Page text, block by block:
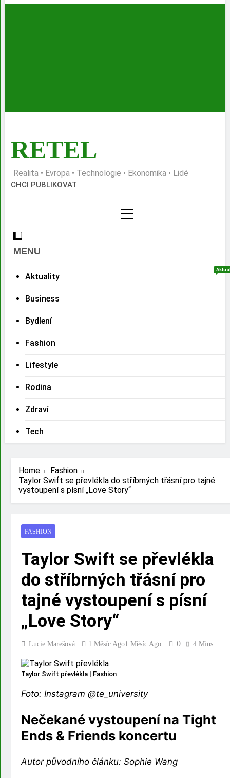
RETEL
Realita • Evropa • Technologie • Ekonomika • Lidé
CHCI PUBLIKOVAT
MENU
Aktuality
Business
Bydlení
Fashion
Lifestyle
Rodina
Zdraví
Tech
Home
Fashion
Taylor Swift se převlékla do stříbrných třásní pro tajné
vystoupení s písní „Love Story“
FASHION
Taylor Swift se převlékla
do stříbrných třásní pro
tajné vystoupení s písní
„Love Story“
Lucie Marešová 1 Měsíc Ago1 Měsíc Ago 0 4 Mins
Taylor Swift převlékla | Fashion
Foto: Instagram @te_university
Nečekané vystoupení na Tight
Ends & Friends koncertu
Autor původního článku: Sophie Wang